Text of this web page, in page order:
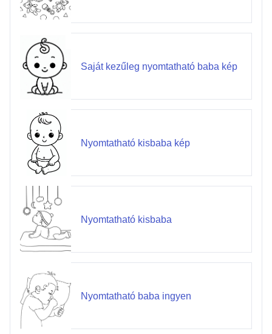
Saját kezűleg nyomtatható baba kép
Nyomtatható kisbaba kép
Nyomtatható kisbaba
Nyomtatható baba ingyen